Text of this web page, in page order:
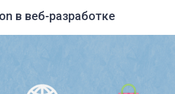
в веб-разработке